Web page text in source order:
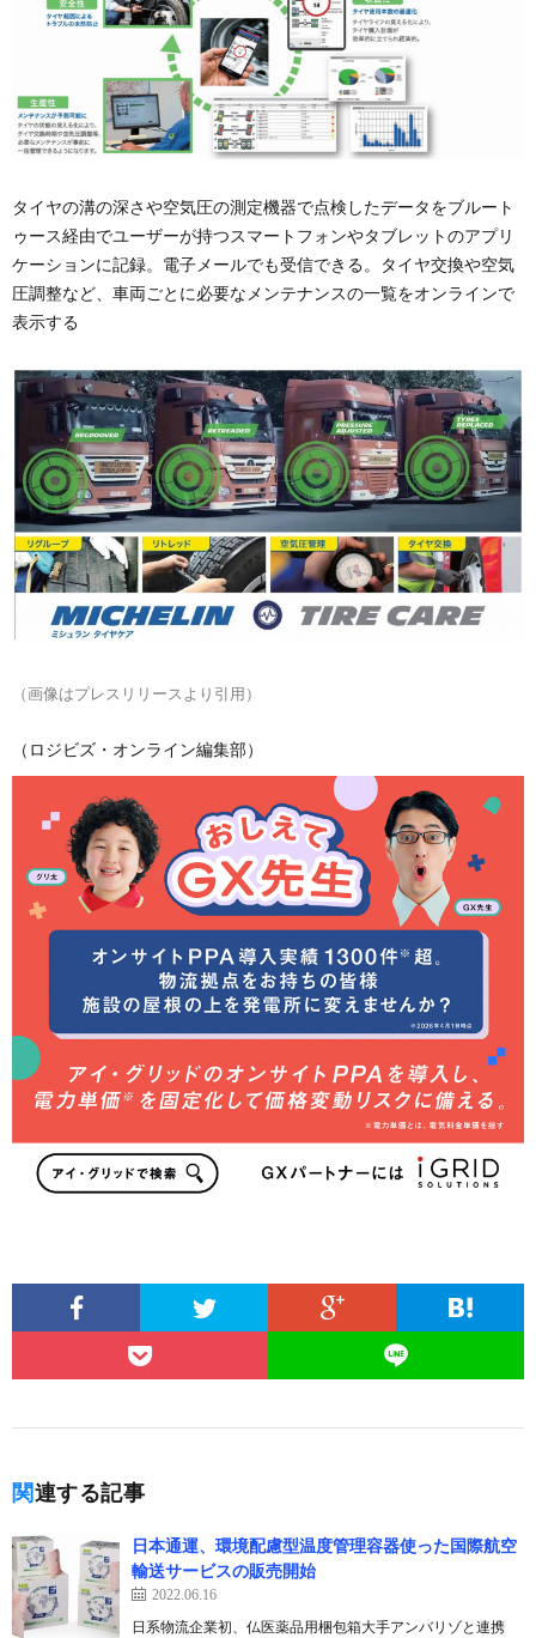
タイヤの溝の深さや空気圧の測定機器で点検したデータをブルート
ゥース経由でユーザーが持つスマートフォンやタブレットのアプリ
ケーションに記録。電子メールでも受信できる。タイヤ交換や空気
圧調整など、車両ごとに必要なメンテナンスの一覧をオンラインで
表示する
（画像はプレスリリースより引用）
（ロジビズ・オンライン編集部）
関連する記事
日本通運、環境配慮型温度管理容器使った国際航空
輸送サービスの販売開始
2022.06.16
日系物流企業初、仏医薬品用梱包箱大手アンバリゾと連携